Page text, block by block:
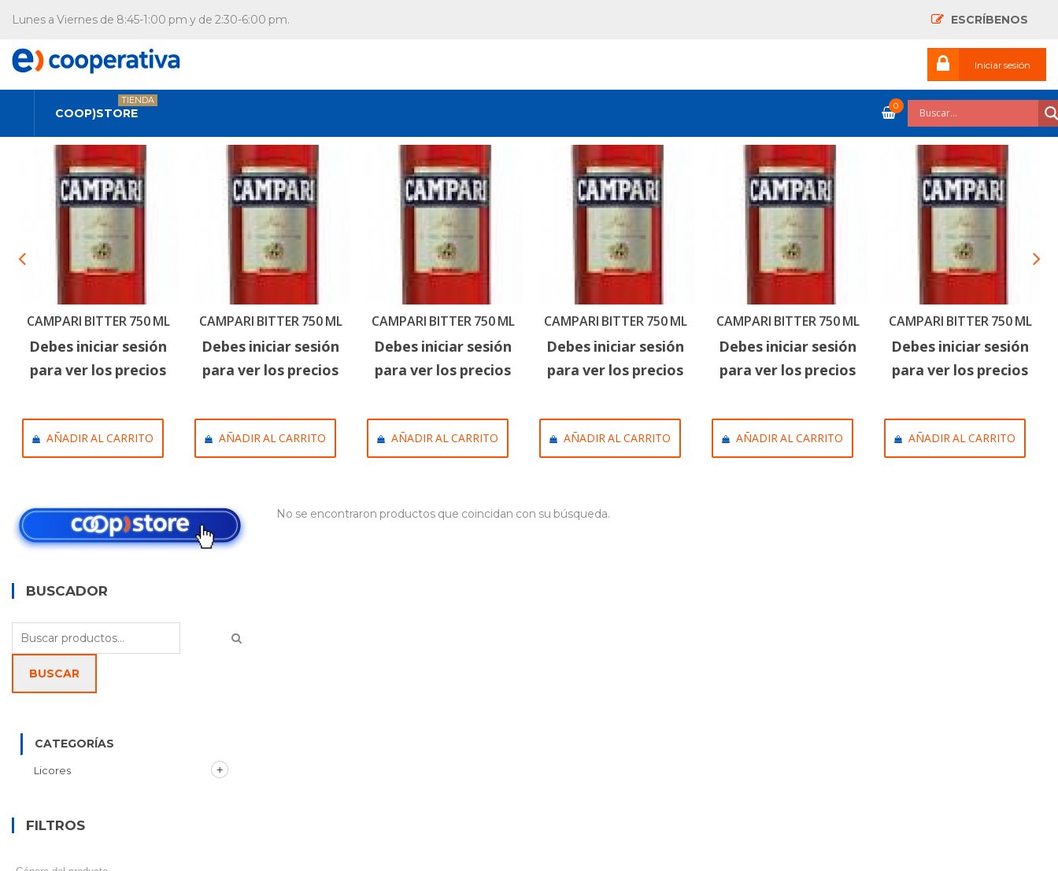
Lunes a Viernes de 8:45-1:00 pm y de 2:30-6:00 pm. ESCRÍBENOS
Iniciar sesión
COOP)STORE
TIENDA
0
CAMPARI BITTER 750 ML
Debes iniciar sesión
para ver los precios
AÑADIR AL CARRITO
CAMPARI BITTER 750 ML
Debes iniciar sesión
para ver los precios
AÑADIR AL CARRITO
CAMPARI BITTER 750 ML
Debes iniciar sesión
para ver los precios
AÑADIR AL CARRITO
CAMPARI BITTER 750 ML
Debes iniciar sesión
para ver los precios
AÑADIR AL CARRITO
CAMPARI BITTER 750 ML
Debes iniciar sesión
para ver los precios
AÑADIR AL CARRITO
CAMPARI BITTER 750 ML
Debes iniciar sesión
para ver los precios
AÑADIR AL CARRITO
No se encontraron productos que coincidan con su búsqueda.
BUSCADOR
Buscar
BUSCAR
CATEGORÍAS
Licores
FILTROS